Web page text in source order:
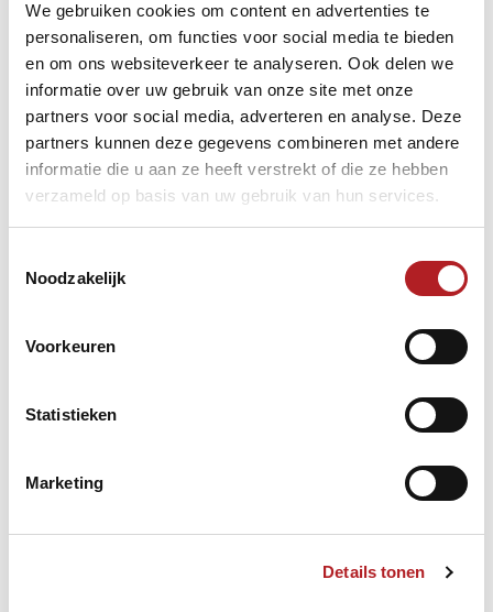
We gebruiken cookies om content en advertenties te
personaliseren, om functies voor social media te bieden
en om ons websiteverkeer te analyseren. Ook delen we
informatie over uw gebruik van onze site met onze
partners voor social media, adverteren en analyse. Deze
partners kunnen deze gegevens combineren met andere
informatie die u aan ze heeft verstrekt of die ze hebben
verzameld op basis van uw gebruik van hun services.
Noodzakelijk
Voorkeuren
Statistieken
Marketing
Details tonen
https://tv.kozoom.com/nl/event/39594
Vooruitblik:
www.knbb.nl/nieuws/nog-nooit-verslagen-op-een-ek